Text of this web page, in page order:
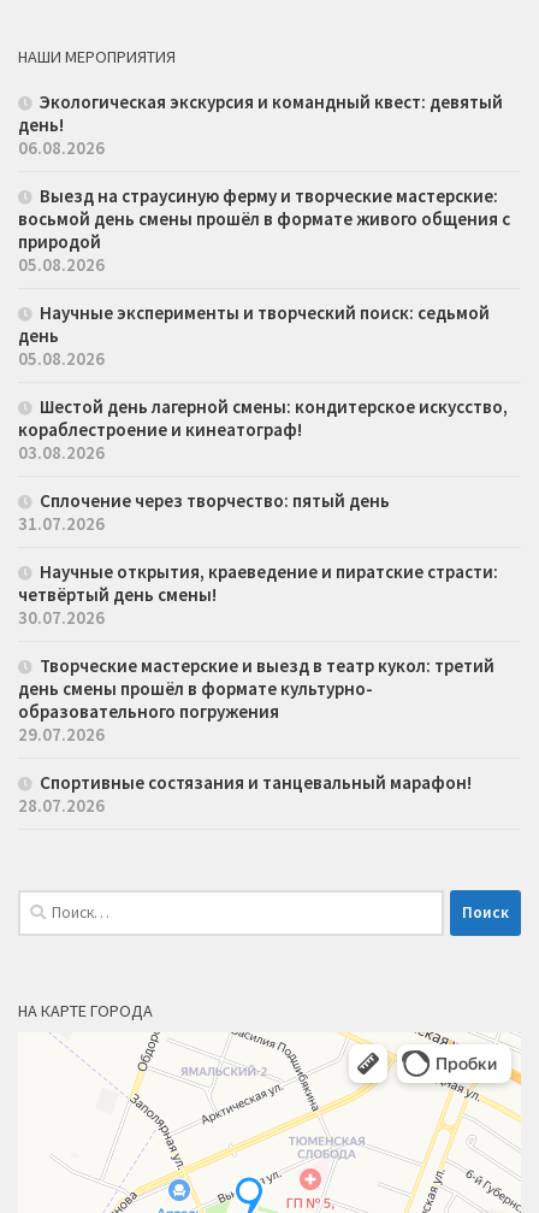
НАШИ МЕРОПРИЯТИЯ
Экологическая экскурсия и командный квест: девятый
день!
06.08.2026
Выезд на страусиную ферму и творческие мастерские:
восьмой день смены прошёл в формате живого общения с
природой
05.08.2026
Научные эксперименты и творческий поиск: седьмой
день
05.08.2026
Шестой день лагерной смены: кондитерское искусство,
кораблестроение и кинеатограф!
03.08.2026
Сплочение через творчество: пятый день
31.07.2026
Научные открытия, краеведение и пиратские страсти:
четвёртый день смены!
30.07.2026
Творческие мастерские и выезд в театр кукол: третий
день смены прошёл в формате культурно-
образовательного погружения
29.07.2026
Спортивные состязания и танцевальный марафон!
28.07.2026
Найти:
НА КАРТЕ ГОРОДА